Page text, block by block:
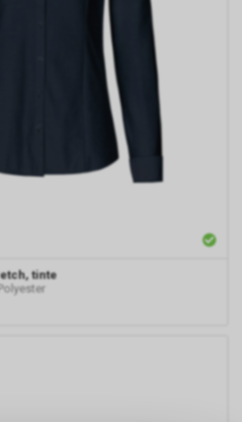
tinte